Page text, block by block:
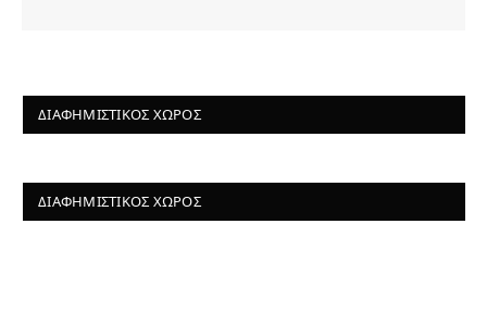
ΔΙΑΦΗΜΙΣΤΙΚΌΣ ΧΏΡΟΣ
ΔΙΑΦΗΜΙΣΤΙΚΌΣ ΧΏΡΟΣ